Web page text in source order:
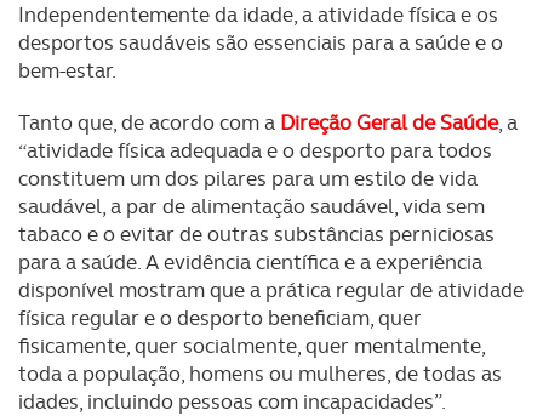
Independentemente da idade, a atividade física e os
desportos saudáveis são essenciais para a saúde e o
bem-estar.
Tanto que, de acordo com a Direção Geral de Saúde, a
“atividade física adequada e o desporto para todos
constituem um dos pilares para um estilo de vida
saudável, a par de alimentação saudável, vida sem
tabaco e o evitar de outras substâncias perniciosas
para a saúde. A evidência científica e a experiência
disponível mostram que a prática regular de atividade
física regular e o desporto beneficiam, quer
fisicamente, quer socialmente, quer mentalmente,
toda a população, homens ou mulheres, de todas as
idades, incluindo pessoas com incapacidades”.